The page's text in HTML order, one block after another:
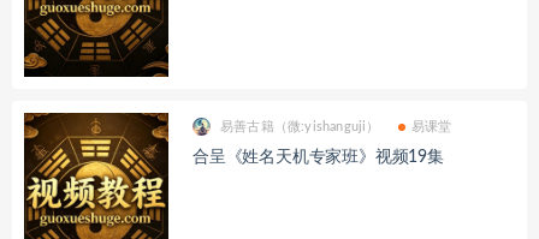
易善古籍（微:yishanguji） 易课堂
合呈《姓名天机专家班》视频19集